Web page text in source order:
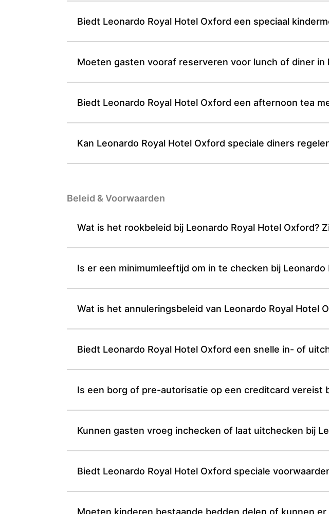
Biedt Leonardo Royal Hotel Oxford een speciaal
Moeten gasten vooraf reserveren voor lunch of diner
Biedt Leonardo Royal Hotel Oxford een afternoon tea
Kan Leonardo Royal Hotel Oxford speciale diners
Beleid & Voorwaarden
Wat is het rookbeleid bij Leonardo Royal Hotel Oxford?
Is er een minimumleeftijd om in te checken bij Leonardo
Wat is het annuleringsbeleid van Leonardo Royal
Biedt Leonardo Royal Hotel Oxford een snelle in- of
Is een borg of pre-autorisatie op een creditcard vereist
Kunnen gasten vroeg inchecken of laat uitchecken bij
Biedt Leonardo Royal Hotel Oxford speciale
Moeten kinderen bestaande bedden delen of kunnen er extra